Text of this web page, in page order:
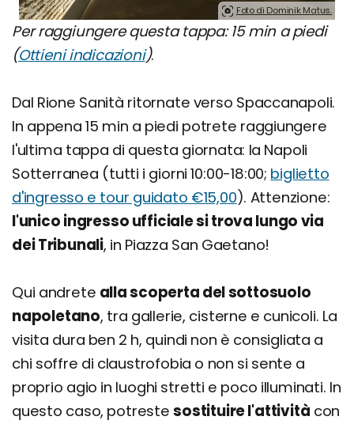
Foto di Dominik Matus.
Per raggiungere questa tappa: 15 min a piedi
(Ottieni indicazioni).
Dal Rione Sanità ritornate verso Spaccanapoli.
In appena 15 min a piedi potrete raggiungere
l'ultima tappa di questa giornata: la Napoli
Sotterranea (tutti i giorni 10:00-18:00; biglietto
d'ingresso e tour guidato €15,00). Attenzione:
l'unico ingresso ufficiale si trova lungo via
dei Tribunali, in Piazza San Gaetano!
Qui andrete alla scoperta del sottosuolo
napoletano, tra gallerie, cisterne e cunicoli. La
visita dura ben 2 h, quindi non è consigliata a
chi soffre di claustrofobia o non si sente a
proprio agio in luoghi stretti e poco illuminati. In
questo caso, potrestesostituire l'attività con